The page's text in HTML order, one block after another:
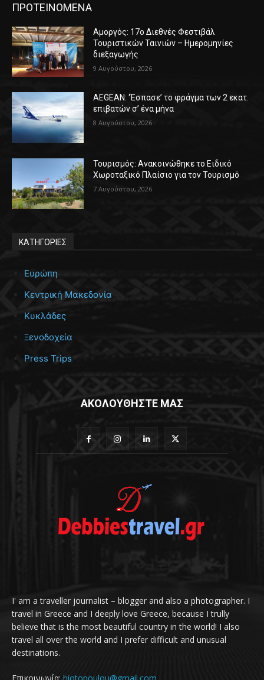
ΠΡΟΤΕΙΝΟΜΕΝΑ
Αμοργός: 17ο Διεθνές Φεστιβάλ
Τουριστικών Ταινιών – Ημερομηνίες
διεξαγωγής
9 Αυγούστου, 2026
AEGEAN: ‘Έσπασε’ το φράγμα των 2 εκατ.
επιβατών σ’ ένα μήνα
8 Αυγούστου, 2026
Τουρισμός: Ανακοινώθηκε το Ειδικό
Χωροταξικό Πλαίσιο για τον Τουρισμό
7 Αυγούστου, 2026
ΚΑΤΗΓΟΡΙΕΣ
Ευρώπη
Κεντρική Μακεδονία
Κυκλάδες
Ξενοδοχεία
Press Trips
ΑΚΟΛΟΥΘΗΣΤΕ ΜΑΣ
I' am a traveller journalist – blogger and also a photographer. I
travel in Greece and I deeply love Greece, because I trully
believe that is the most beautiful country in the world! I also
travel all over the world and I prefer difficult and unusual
destinations.